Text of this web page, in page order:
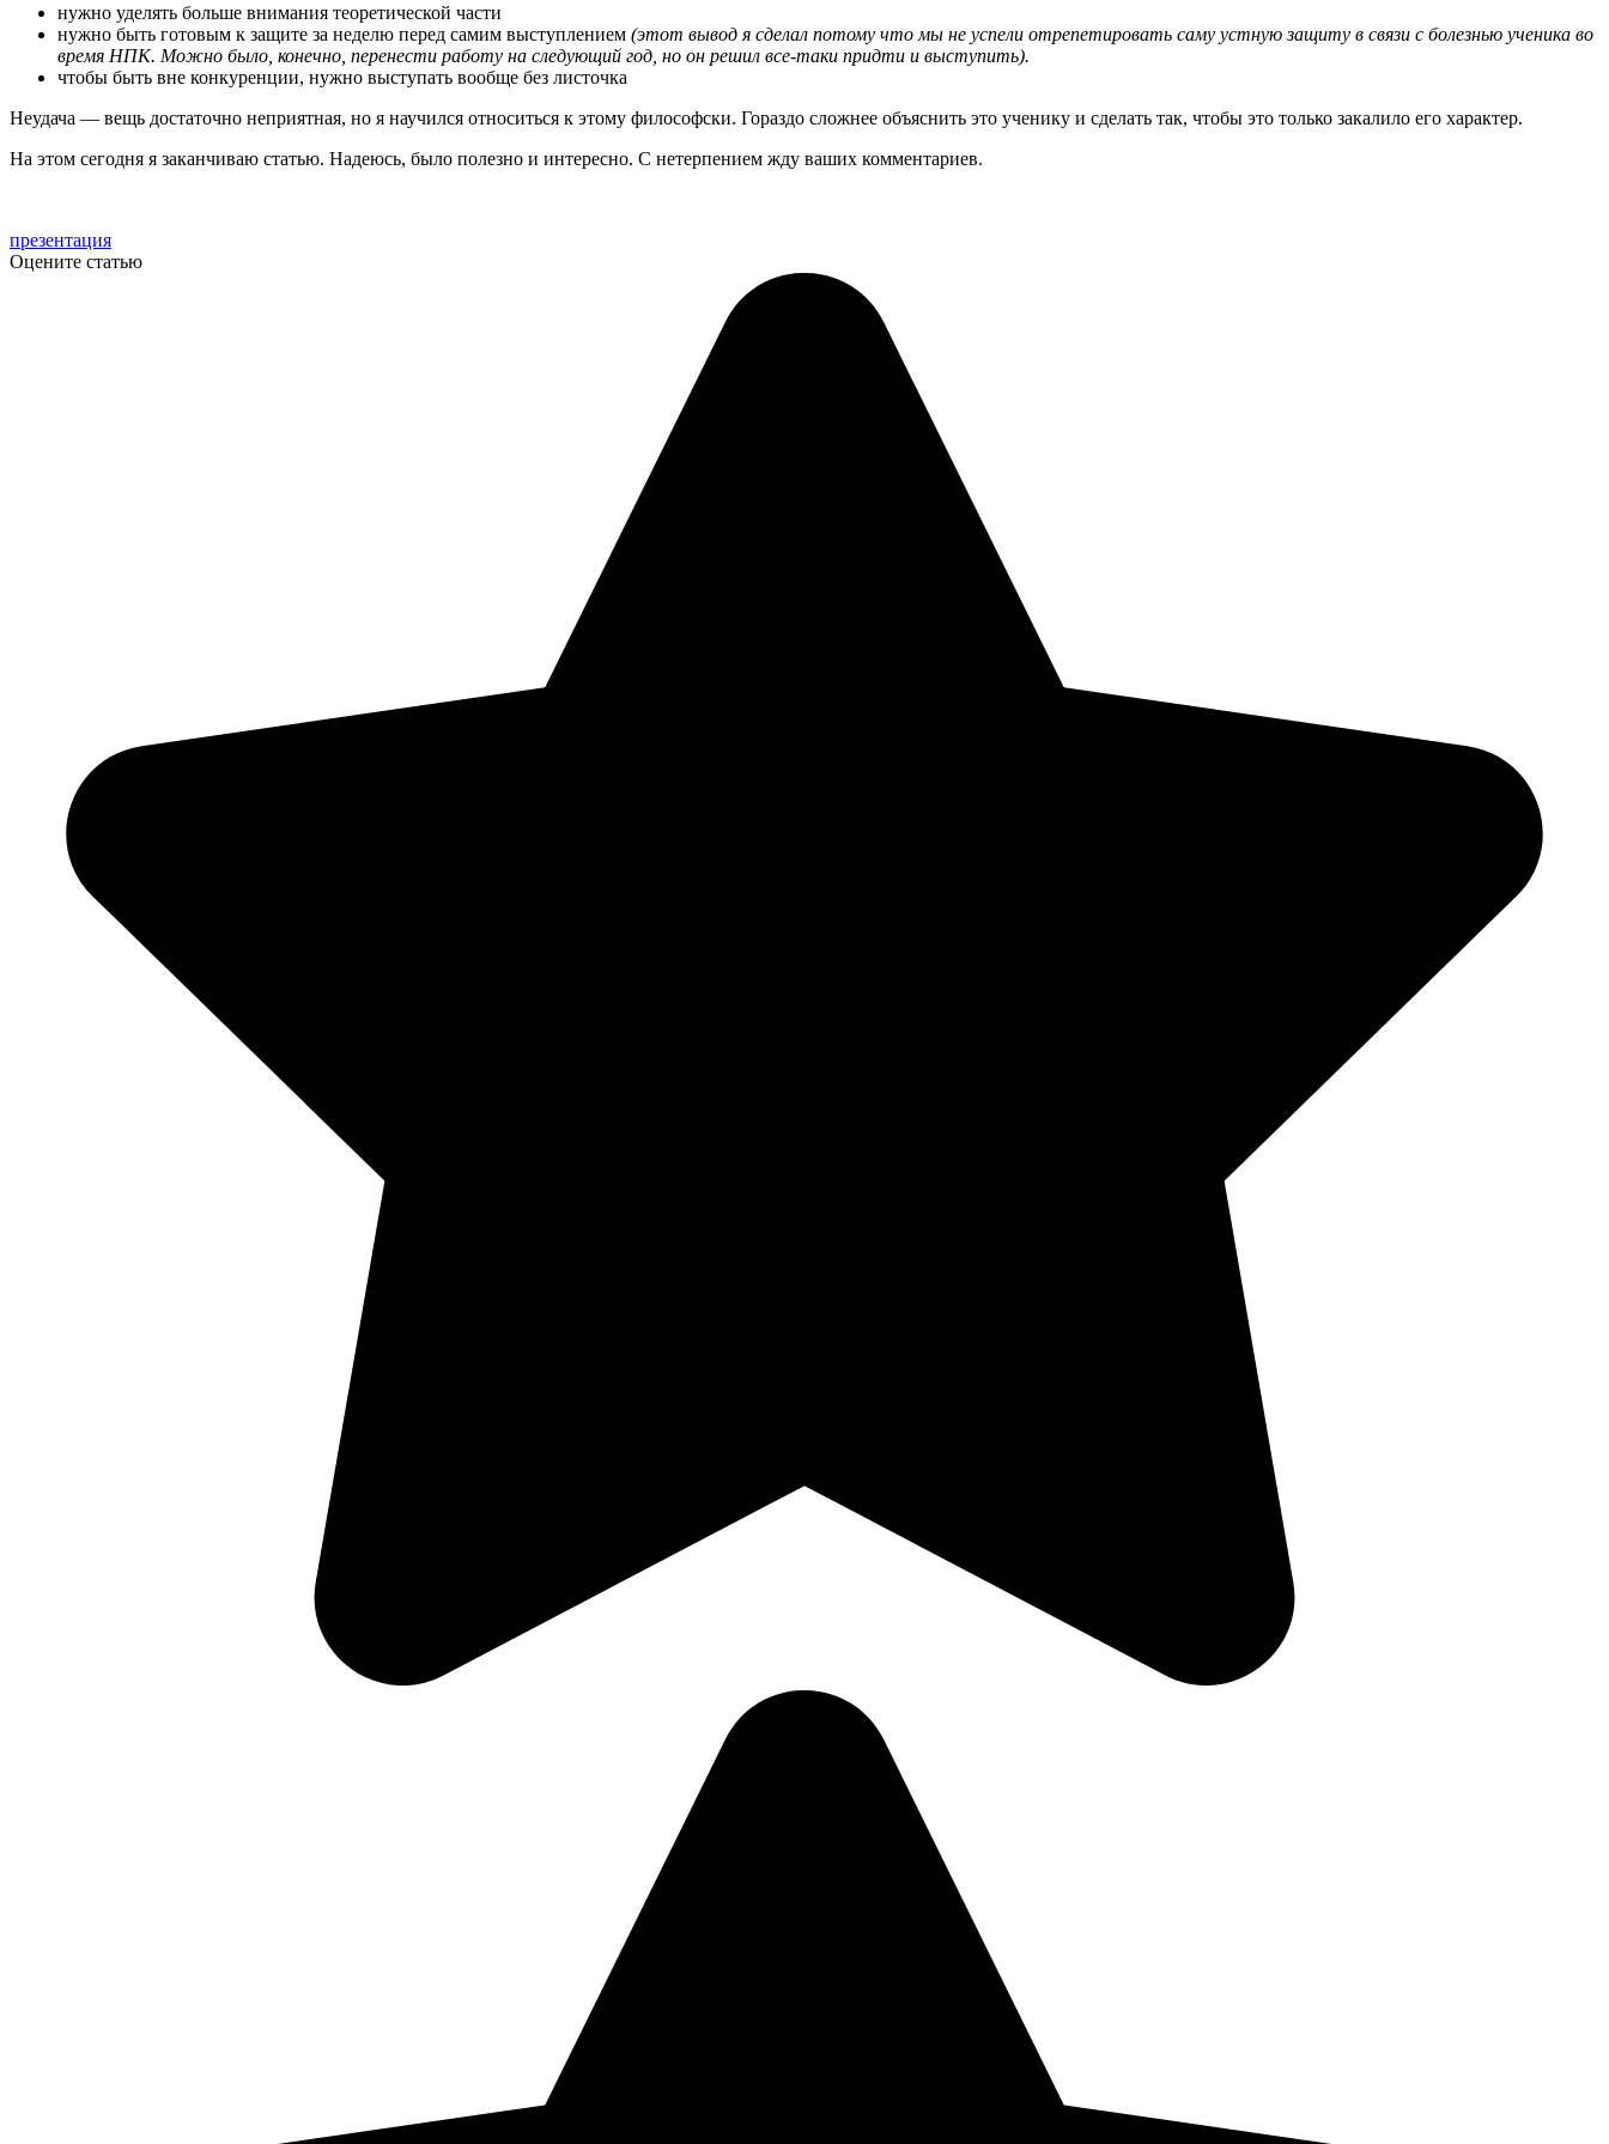
нужно уделять больше внимания теоретической части
нужно быть готовым к защите за неделю перед самим выступлением (этот вывод я сделал потому что мы не успели отрепетировать саму устную защиту в связи с болезнью ученика во
время НПК. Можно было, конечно, перенести работу на следующий год, но он решил все-таки придти и выступить).
чтобы быть вне конкуренции, нужно выступать вообще без листочка
Неудача — вещь достаточно неприятная, но я научился относиться к этому философски. Гораздо сложнее объяснить это ученику и сделать так, чтобы это только закалило его характер.
На этом сегодня я заканчиваю статью. Надеюсь, было полезно и интересно. С нетерпением жду ваших комментариев.
презентация
Оцените статью